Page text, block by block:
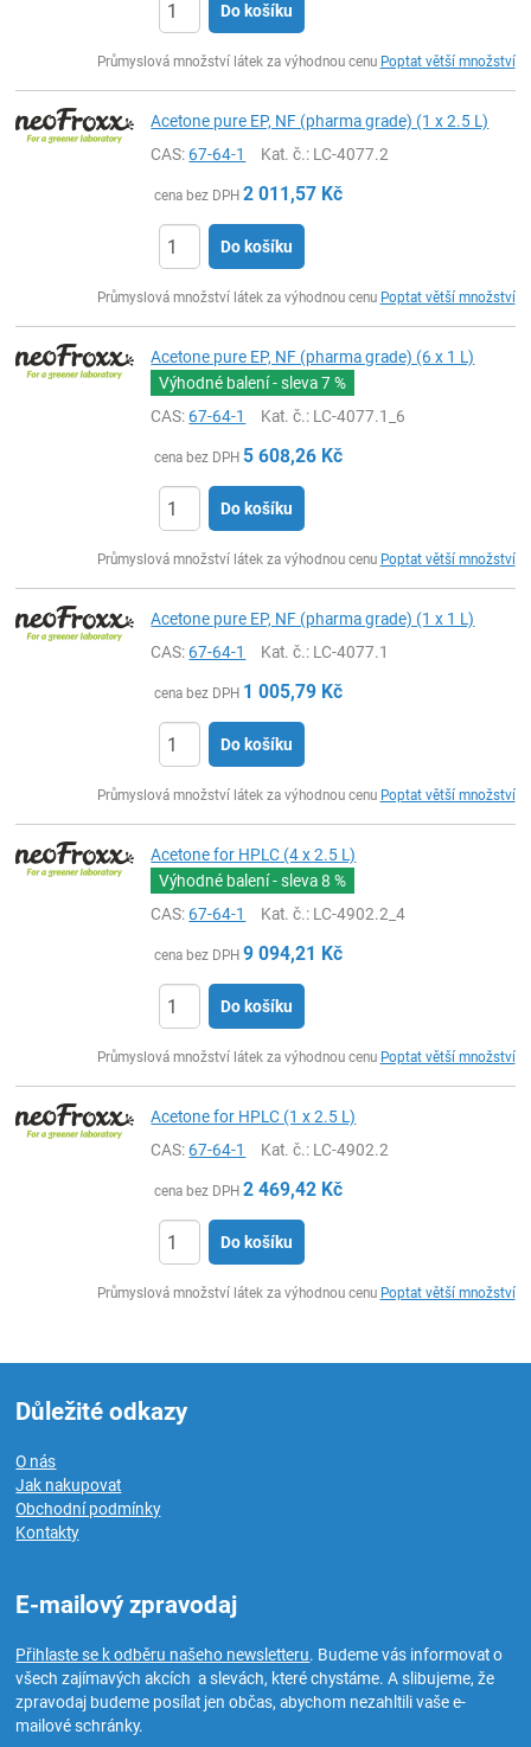
Do košíku
Průmyslová množství látek za výhodnou cenu Poptat větší množství
Acetone pure EP, NF (pharma grade) (1 x 2.5 L)
CAS:67-64-1 Kat. č.: LC-4077.2
cena bez DPH 2 011,57 Kč
Do košíku
Průmyslová množství látek za výhodnou cenu Poptat větší množství
Acetone pure EP, NF (pharma grade) (6 x 1 L)
Výhodné balení - sleva7 %
CAS:67-64-1 Kat. č.: LC-4077.1_6
cena bez DPH 5 608,26 Kč
Do košíku
Průmyslová množství látek za výhodnou cenu Poptat větší množství
Acetone pure EP, NF (pharma grade) (1 x 1 L)
CAS:67-64-1 Kat. č.: LC-4077.1
cena bez DPH 1 005,79 Kč
Do košíku
Průmyslová množství látek za výhodnou cenu Poptat větší množství
Acetone for HPLC (4 x 2.5 L)
Výhodné balení - sleva8 %
CAS:67-64-1 Kat. č.: LC-4902.2_4
cena bez DPH 9 094,21 Kč
Do košíku
Průmyslová množství látek za výhodnou cenu Poptat větší množství
Acetone for HPLC (1 x 2.5 L)
CAS:67-64-1 Kat. č.: LC-4902.2
cena bez DPH 2 469,42 Kč
Do košíku
Průmyslová množství látek za výhodnou cenu Poptat větší množství
Důležité odkazy
O nás
Jak nakupovat
Obchodní podmínky
Kontakty
E-mailový zpravodaj
Přihlaste se k odběru našeho newsletteru. Budeme vás informovat o
všech zajímavých akcích a slevách, které chystáme. A slibujeme, že
zpravodaj budeme posílat jen občas, abychom nezahltili vaše e-
mailové schránky.